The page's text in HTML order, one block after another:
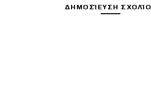
ΔΗΜΟΣΊΕΥΣΗ